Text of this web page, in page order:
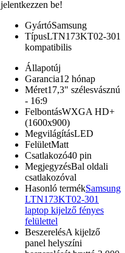
jelentkezzen be!
GyártóSamsung
TípusLTN173KT02-301
kompatibilis
Állapotúj
Garancia12 hónap
Méret17,3" szélesvásznú
- 16:9
FelbontásWXGA HD+
(1600x900)
MegvilágításLED
FelületMatt
Csatlakozó40 pin
MegjegyzésBal oldali
csatlakozóval
Hasonló termékSamsung
LTN173KT02-301
laptop kijelző fényes
felülettel
BeszerelésA kijelző
panel helyszíni